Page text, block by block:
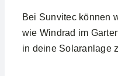
Bei Sunvitec können
wie Windrad im
in deine Solaranlage